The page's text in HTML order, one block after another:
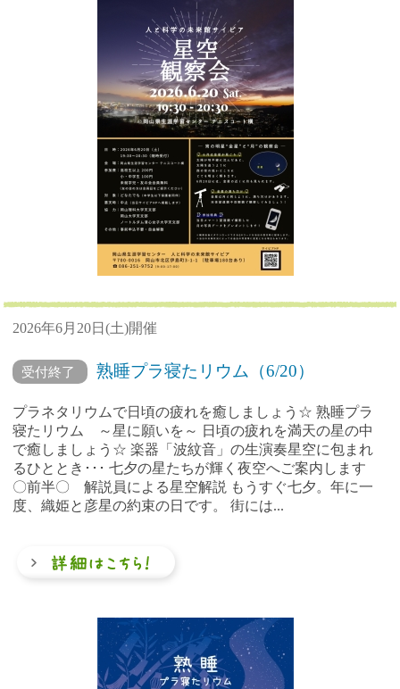
2026年6月20日(土)開催
受付終了 熟睡プラ寝たリウム（6/20）
プラネタリウムで日頃の疲れを癒しましょう☆ 熟睡プラ
寝たリウム ～星に願いを～ 日頃の疲れを満天の星の中
で癒しましょう☆ 楽器「波紋音」の生演奏星空に包まれ
るひととき･･･ 七夕の星たちが輝く夜空へご案内します
〇前半〇 解説員による星空解説 もうすぐ七夕。年に一
度、織姫と彦星の約束の日です。 街には...